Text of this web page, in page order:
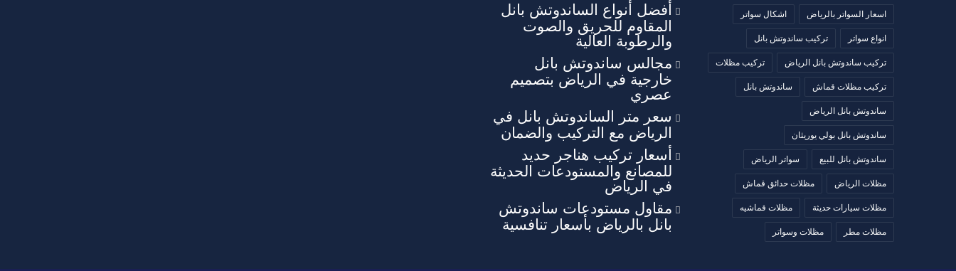
اسعار السواتر بالرياض اشكال سواتر
انواع سواتر تركيب ساندوتش بانل
تركيب ساندوتش بانل الرياض تركيب مظلات
تركيب مظلات قماش ساندوتش بانل
ساندوتش بانل الرياض
ساندوتش بانل بولي يوريثان
ساندوتش بانل للبيع سواتر الرياض
مظلات الرياض مظلات حدائق قماش
مظلات سيارات حديثة مظلات قماشيه
مظلات مطر مظلات وسواتر
أفضل أنواع الساندوتش بانل
المقاوم للحريق والصوت
والرطوبة العالية
مجالس ساندوتش بانل
خارجية في الرياض بتصميم
عصري
سعر متر الساندوتش بانل في
الرياض مع التركيب والضمان
أسعار تركيب هناجر حديد
للمصانع والمستودعات الحديثة
في الرياض
مقاول مستودعات ساندوتش
بانل بالرياض بأسعار تنافسية